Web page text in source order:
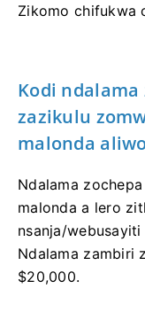
Zikomo chifukwa
Kodi
zazikulu
malonda
Ndalama
malonda a lero
nsanja/
Ndalama zambiri
$20,000.